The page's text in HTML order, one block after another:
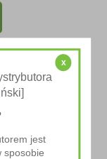
x
jest
sposobie